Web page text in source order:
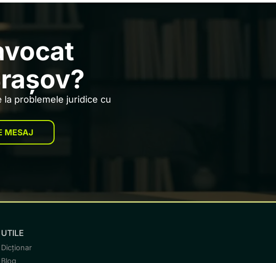
la problemele juridice cu
MESAJ
UTILE
Dicționar
Blog